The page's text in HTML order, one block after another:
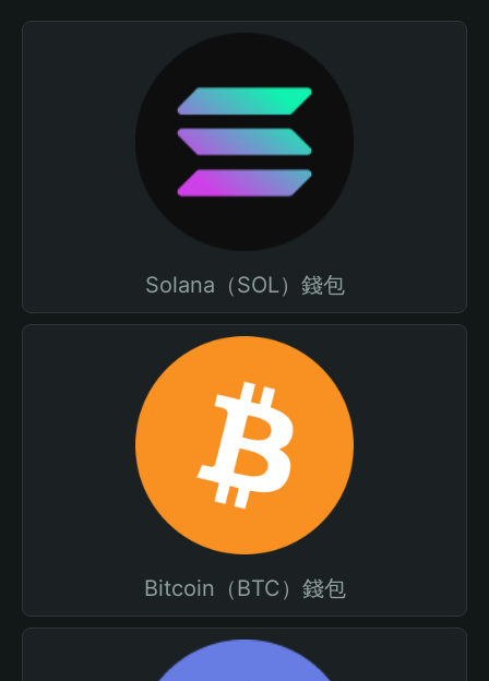
Solana（SOL）錢包
Bitcoin（BTC）錢包